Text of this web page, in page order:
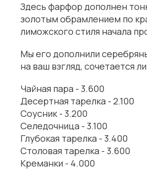
Здесь фарфор дополнен
золотым обрамлением по
лиможского стиля начала
Мы его дополнили
на ваш взгляд, сочетается
Чайная пара - 3.600
Десертная тарелка - 2.100
Соусник - 3.200
Селедочница - 3.100
Глубокая тарелка - 3.400
Столовая тарелка - 3.600
Креманки - 4.000